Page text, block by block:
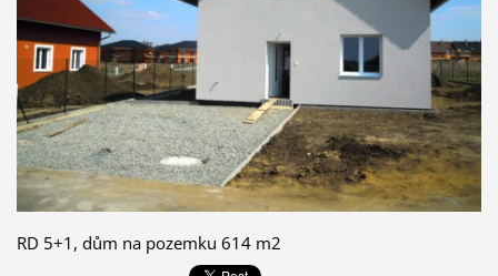
RD 5+1, dům na pozemku 614 m2